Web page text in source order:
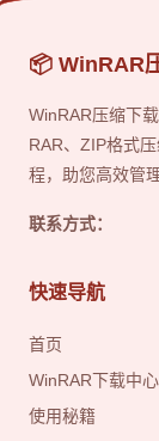
📦 WinRAR
WinRAR压缩下
RAR、ZIP格式
程，助您高效管
联系方式：
快速导航
首页
WinRAR下载中心
使用秘籍